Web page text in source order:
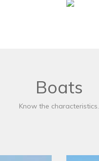
Boats
Know the characteristics.